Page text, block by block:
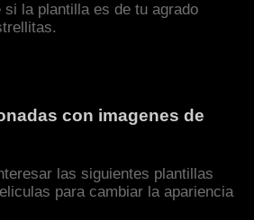
si la plantilla es de tu agrado
con imagenes de
las siguientes plantillas
para cambiar la apariencia